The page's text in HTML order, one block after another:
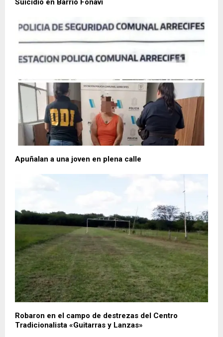
Suicidio en Barrio Fonavi
Apuñalan a una joven en plena calle
Robaron en el campo de destrezas del Centro
Tradicionalista «Guitarras y Lanzas»